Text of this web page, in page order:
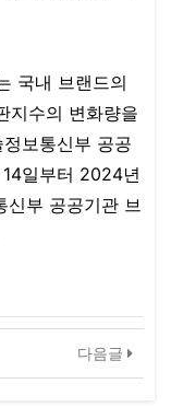
국내 브랜드의
지수의 변화량을
보통신부 공공
일부터 2024년
신부 공공기관 브
다음글